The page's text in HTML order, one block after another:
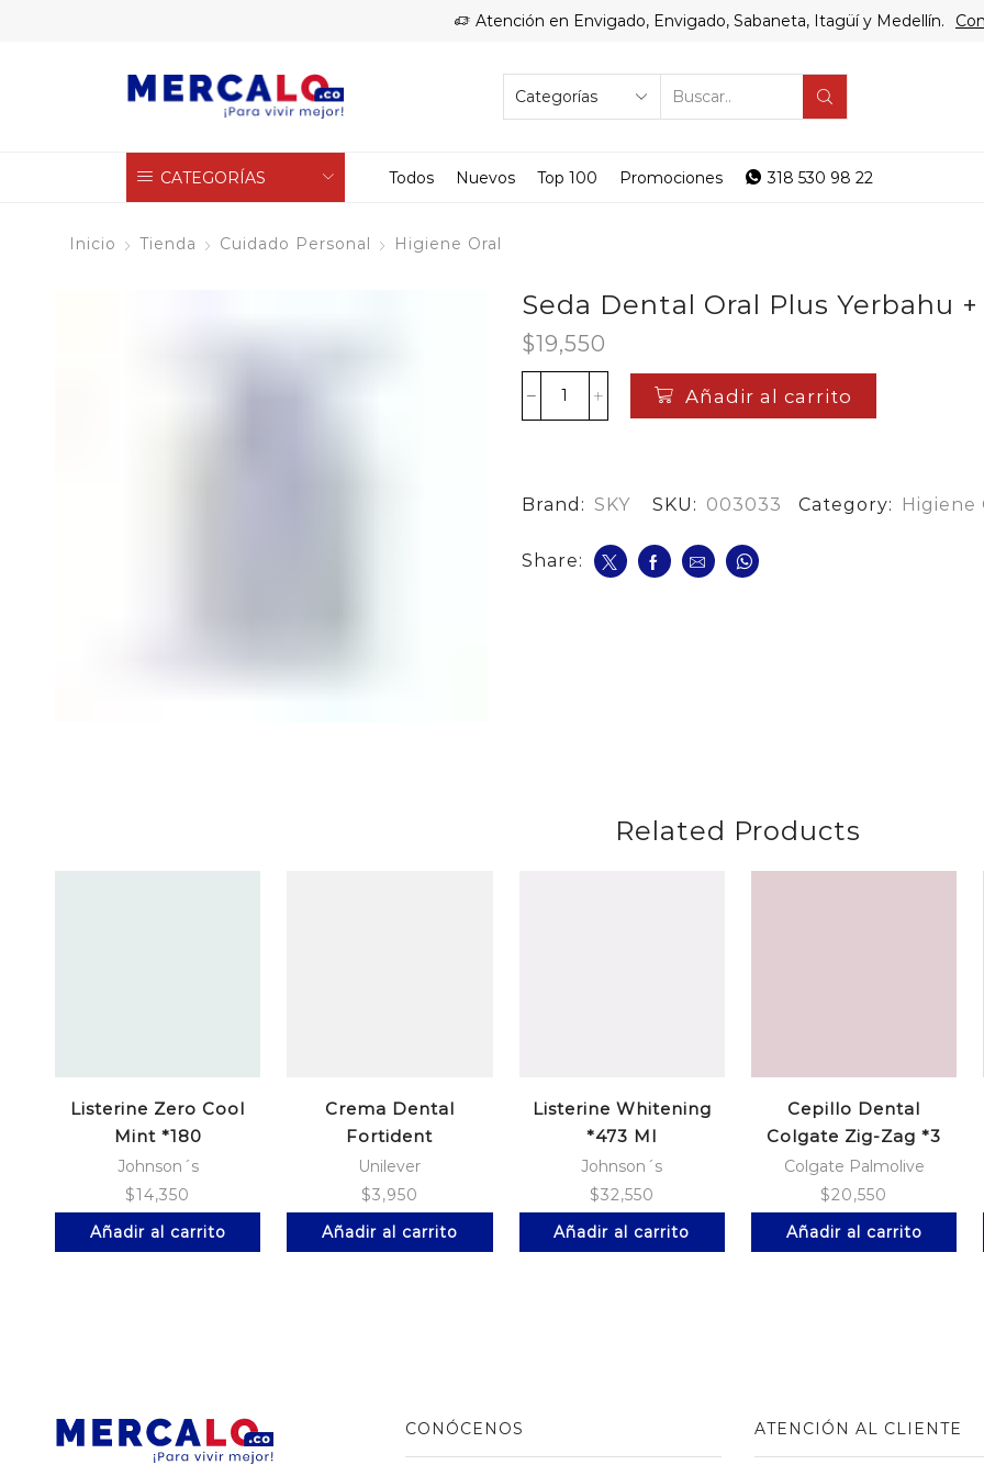
Atención en Envigado, Envigado, Sabaneta, Itagüí y Medellín.
SEARCH
CATEGORÍAS Todos Nuevos Top 100 Promociones 318 530 98 22
Inicio Tienda Cuidado Personal Higiene Oral
Seda Dental Oral Plus Yerbahu
$19,550
Seda
Dental
Yerbahu
+
cantidad
Añadir al carrito
Brand: SKY SKU: 003033 Category: Higiene
Share:
Related Products
Listerine Zero Cool
Mint *180
Johnson´s
$14,350
Añadir al carrito
Crema Dental
Fortident
Blanqueadora *60 Ml
Unilever
$3,950
Añadir al carrito
Listerine Whitening
*473 Ml
Johnson´s
$32,550
Añadir al carrito
Cepillo Dental
Colgate Zig-Zag *3
Colgate Palmolive
$20,550
Añadir al carrito
CONÓCENOS ATENCIÓN AL CLIENTE